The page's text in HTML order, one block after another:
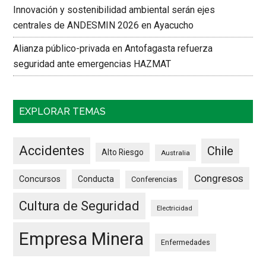
Innovación y sostenibilidad ambiental serán ejes
centrales de ANDESMIN 2026 en Ayacucho
Alianza público-privada en Antofagasta refuerza
seguridad ante emergencias HAZMAT
EXPLORAR TEMAS
Accidentes Alto Riesgo Australia Chile
Concursos Conducta Conferencias Congresos
Cultura de Seguridad Electricidad
Empresa Minera Enfermedades